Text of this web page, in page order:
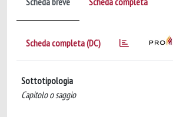
Scheda completa (DC)
Sottotipologia
Capitolo o saggio